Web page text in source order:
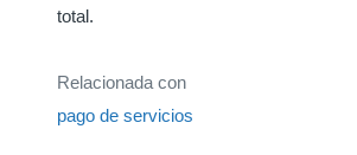
total.
Relacionada con
pago de servicios